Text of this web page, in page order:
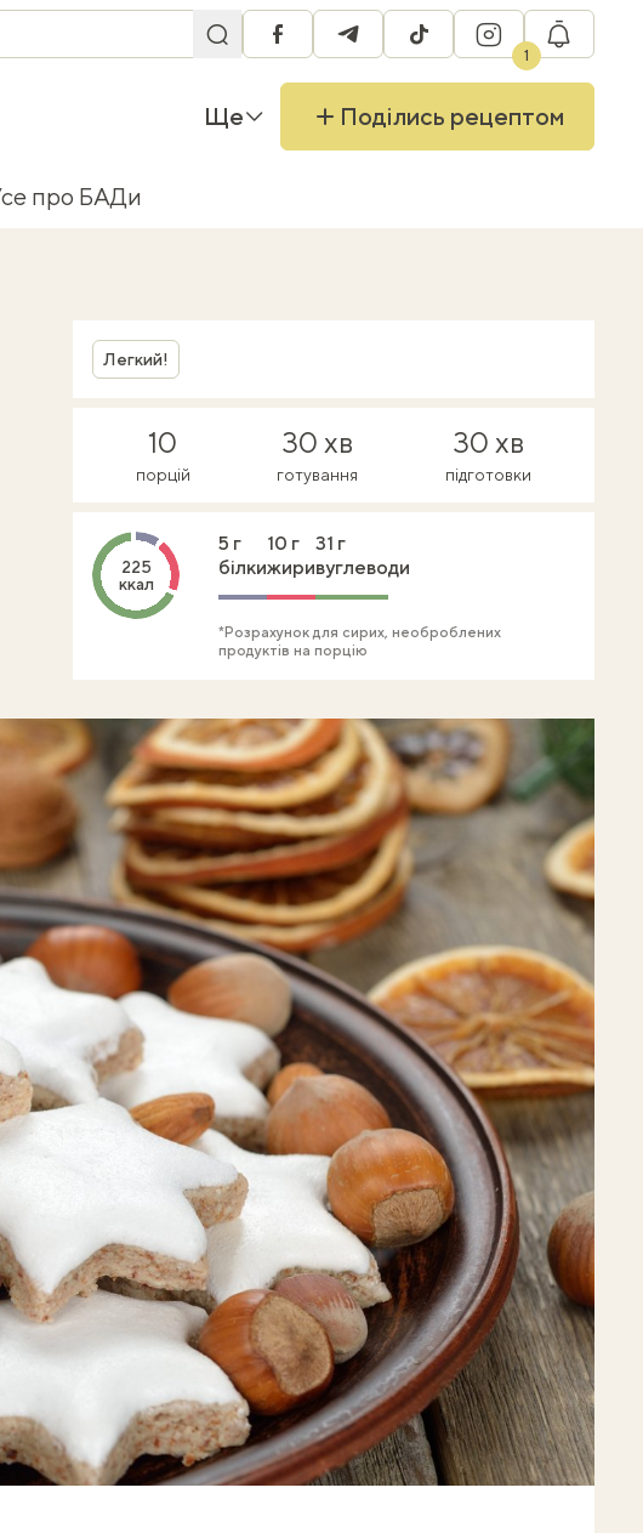
facebooktelegramtiktok instagram
1
Ще Поділись рецептом
про БАДи
Легкий!
10
порцій
30 хв
готування
30 хв
підготовки
225
ккал
5 г
білки
10 г
жири
31 г
вуглеводи
*Розрахунок для сирих, необроблених
продуктів на порцію